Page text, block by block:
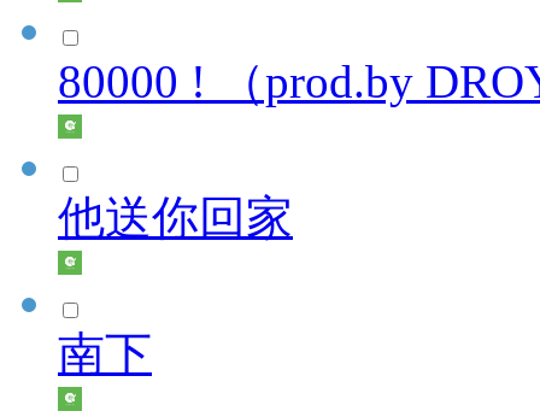
80000 ! （prod.by
他送你回家
南下